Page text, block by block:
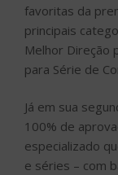
favoritas da
principais
Melhor Direção
para Série de
Já em sua
100% de
especializado
e séries – com